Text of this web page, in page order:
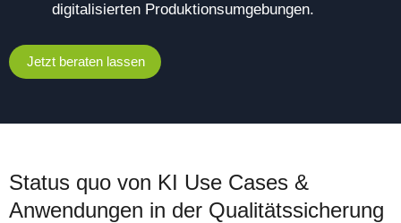
digitalisierten Produktionsumgebungen.
Jetzt beraten lassen
Status quo von KI Use Cases &
Anwendungen in der Qualitätssicherung